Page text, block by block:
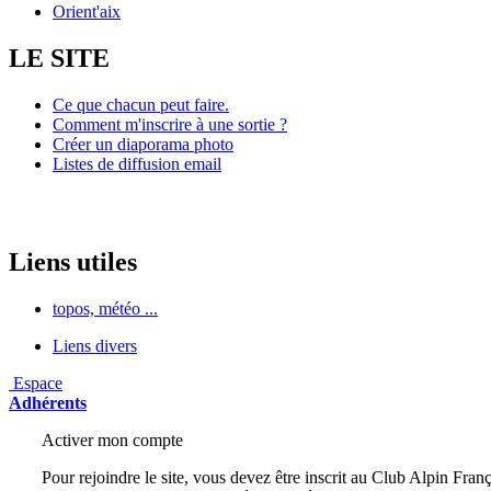
Orient'aix
LE SITE
Ce que chacun peut faire.
Comment m'inscrire à une sortie ?
Créer un diaporama photo
Listes de diffusion email
Liens utiles
topos, météo ...
Liens divers
Espace
Adhérents
Activer mon compte
Pour rejoindre le site, vous devez être inscrit au Club Alpin